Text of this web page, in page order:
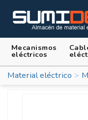
Mecanismos
eléctricos
Material eléctrico